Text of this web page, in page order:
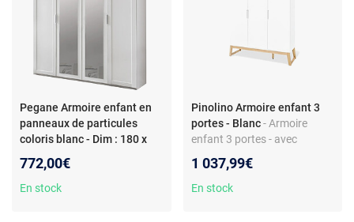
Pegane Armoire enfant en
panneaux de particules
coloris blanc - Dim : 180 x
772,00€
En stock
Pinolino Armoire enfant 3
portes - Blanc - Armoire
enfant 3 portes - avec
MDF
1 037,99€
En stock